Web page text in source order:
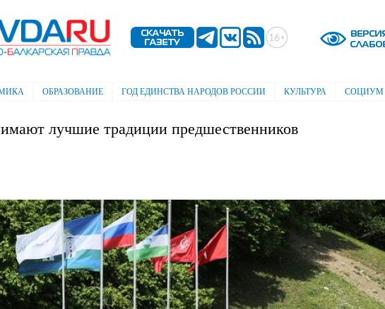
содержанию
ОБРАЗОВАНИЕ ГОД ЕДИНСТВА НАРОДОВ РОССИИ КУЛЬТУРА СОЦИУМ
лучшие традиции предшественников